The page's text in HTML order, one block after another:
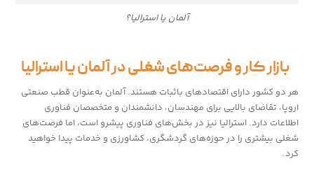
آلمان یا استرالیا؟
بازار کار و فرصت‌های شغلی در آلمان یا استرالیا
هر دو کشور دارای اقتصادهای باثبات هستند. آلمان به‌عنوان قطب صنعتی
اروپا، تقاضای بالایی برای مهندسان، دانشمندان و متخصصان فناوری
اطلاعات دارد. استرالیا نیز در بخش‌های فناوری پیشرو است، اما فرصت‌های
شغلی بیشتری را در حوزه‌های گردشگری، کشاورزی و خدمات پیدا خواهید
کرد.